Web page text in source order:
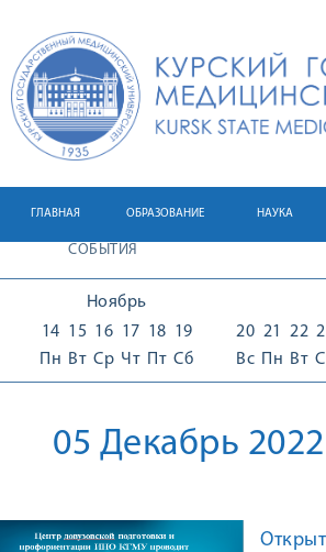
ГЛАВНАЯ ОБРАЗОВАНИЕ НАУКА
СОБЫТИЯ
Ноябрь
14
Пн
15
Вт
16
Ср
17
Чт
18
Пт
19
Сб
20
Вс
21
Пн
22
Вт
05 Декабрь 2022